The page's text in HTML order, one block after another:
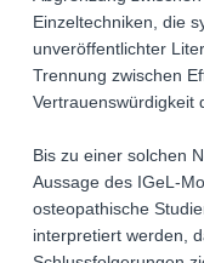
Einzeltechniken, die
unveröffentlichter
Trennung zwischen
Vertrauenswürdigkeit
Bis zu einer solchen
Aussage des IGeL-
osteopathische
interpretiert werden,